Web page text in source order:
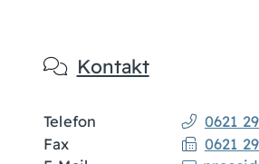
Kontakt
Telefon
0621
Fax
0621